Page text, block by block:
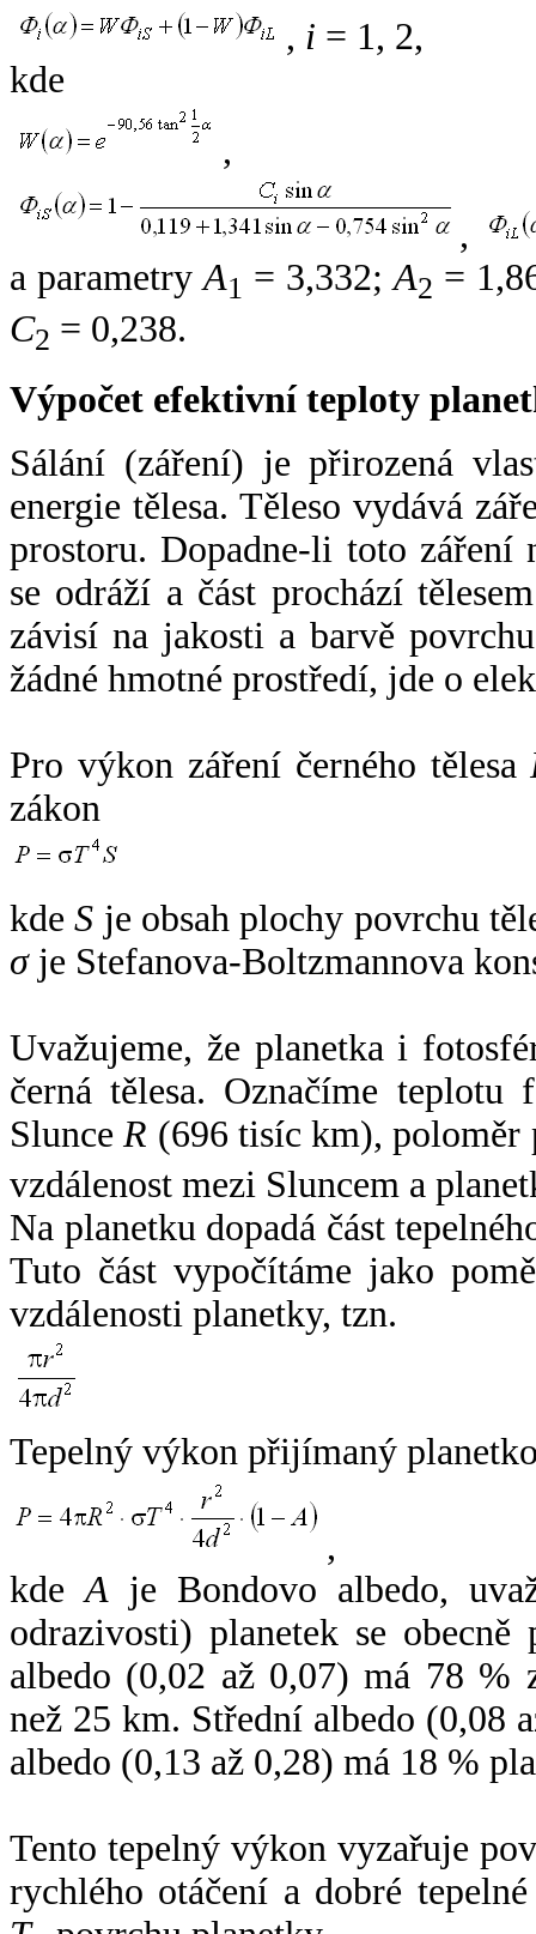
, i = 1, 2,
kde
,
,
a parametryA1 = 3,332;A2 =
C2 = 0,238.
Výpočet efektivní teploty
Sálání (záření) je přirozená
energie tělesa. Těleso vydává
prostoru. Dopadne-li toto záření
se odráží a část prochází
závisí na jakosti a barvě
žádné hmotné prostředí, jde o
Pro výkon záření černého tělesa
zákon
kdeS je obsah plochy povrchu
σje Stefanova-Boltzmannova
Uvažujeme, že planetka i
černá tělesa. Označíme
SlunceR (696 tisíc km),
vzdálenost mezi Sluncem a
Na planetku dopadá část
Tuto část vypočítáme jako
vzdálenosti planetky, tzn.
Tepelný výkon přijímaný
,
kdeA je Bondovo albedo,
odrazivosti) planetek se
albedo (0,02 až 0,07) má 78 %
než 25 km. Střední albedo (0,08
albedo (0,13 až 0,28) má 18 %
Tento tepelný výkon vyzařuje
rychlého otáčení a dobré